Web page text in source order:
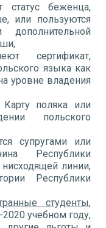
статус беженца,
или пользуются
сертификат,
языка как
уровне владения
поляка или
польского
супругами или
Республики
линии,
Республики
студенты,
учебном году,